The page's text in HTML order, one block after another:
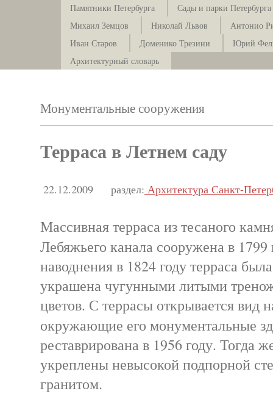
Памятники Петербурга
Сады и парки Петербурга
Михаил Земцов
Николай Львов
Антонио
Иван Старов
Доменико Трезини
Юрий
Архитектурный словарь
Монументальные сооружения
Терраса в Летнем саду
22.12.2009 раздел: Архитектура Санкт-
Массивная терраса из тесаного
Лебяжьего канала сооружена в
наводнения в 1824 году терраса
украшена чугунными литыми
цветов. С террасы открывается вид
окружающие его монументальные
реставрирована в 1956 году. Тогда
укреплены невысокой подпорной
гранитом.